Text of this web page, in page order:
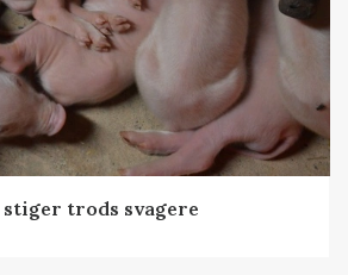
trods svagere